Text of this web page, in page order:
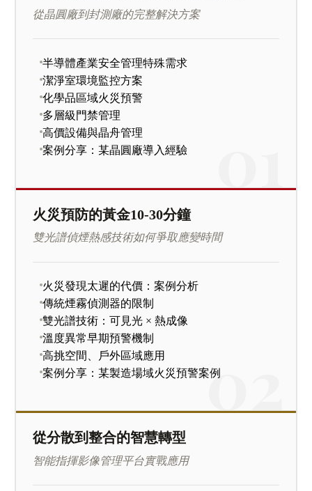
從晶圓廠到封測廠的完整解決方案
半導體產業安全管理特殊需求
潔淨室環境監控方案
化學品區域火災預警
多層級門禁管理
高價設備與晶舟管理
案例分享：某晶圓廠導入經驗
火災預防的黃金10-30分鐘
雙光譜偵煙熱感技術如何爭取應變時間
火災發現太遲的代價：案例分析
傳統煙霧偵測器的限制
雙光譜技術：可見光 × 熱成像
溫度異常早期預警機制
高挑空間、戶外區域應用
案例分享：某製造場域火災預警案例
從分散到整合的智慧轉型
智能指揮影像管理平台實戰應用